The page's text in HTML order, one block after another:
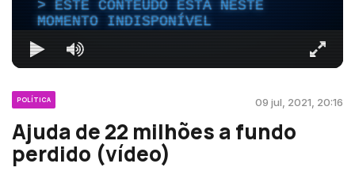
ESTE CONTEÚDO ESTÁ NESTE
MOMENTO INDISPONÍVEL
POLÍTICA 09 jul, 2021, 20:16
Ajuda de 22 milhões a fundo
perdido (vídeo)